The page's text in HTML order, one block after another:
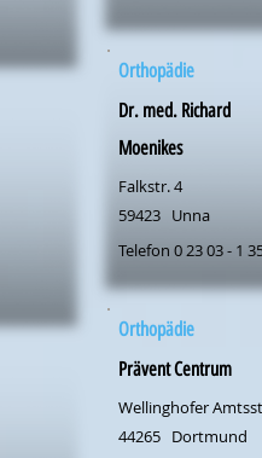
Orthopädie
Dr. med. Richard
Moenikes
Falkstr. 4
59423 Unna
Telefon 0 23 03 - 1
Orthopädie
Prävent Centrum
Wellinghofer
44265 Dortmund